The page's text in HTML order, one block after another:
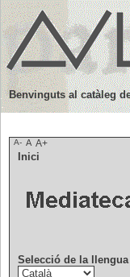
Benvinguts al catàleg
A- A A+
Inici
Selecció de la llengua